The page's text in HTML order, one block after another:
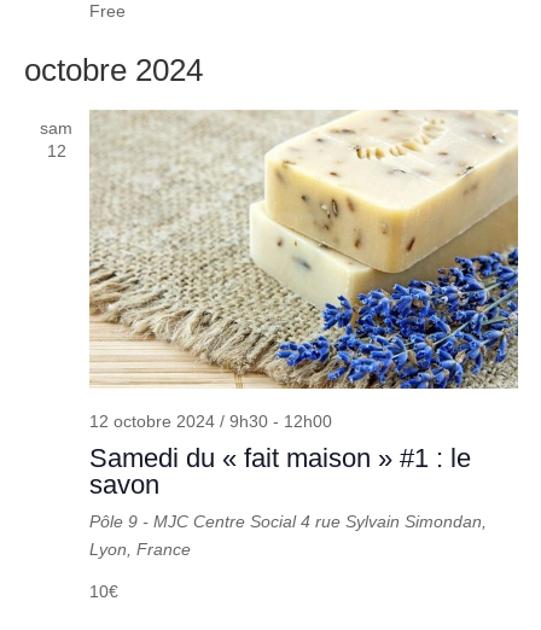
Free
octobre 2024
sam
12
12 octobre 2024 / 9h30- 12h00
Samedi du « fait maison » #1 : le
savon
Pôle 9 - MJC Centre Social4 rue Sylvain Simondan,
Lyon, France
10€